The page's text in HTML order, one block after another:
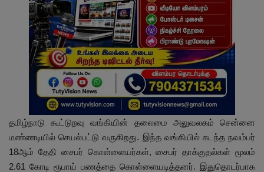
தமிழ்நாடு கூட்டுறவு வங்கியின் தலைமை அலுவலகம் சென்னை
மண்ணடியில் செயல்பட்டு வருகிறது. இந்த வங்கியில் கடந்த நவம்பர்
18ஆம் தேதி சைபர் கொள்ளையர்கள், சைபர் தாக்குதல்கள் மூலம்
2.61 கோடி ரூபாய் பணத்தை கொள்ளையடித்தனர். இதுதொடர்பாக